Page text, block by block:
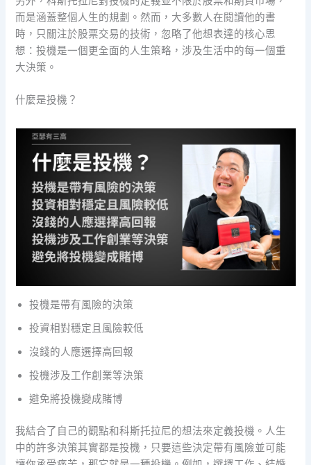
而是涵蓋整個人生的規劃。然而，大多數人在閱讀他的書
時，只關注於股票交易的技術，忽略了他想表達的核心思
想：投機是一個更全面的人生策略，涉及生活中的每一個重
大決策。
什麼是投機？
投機是帶有風險的決策
投資相對穩定且風險較低
沒錢的人應選擇高回報
投機涉及工作創業等決策
避免將投機變成賭博
我結合了自己的觀點和科斯托拉尼的想法來定義投機。人生
中的許多決策其實都是投機，只要這些決定帶有風險並可能